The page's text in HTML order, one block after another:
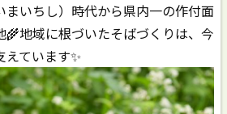
まいちし）時代から県内一の作付面
地域に根づいたそばづくりは、今
ています✨